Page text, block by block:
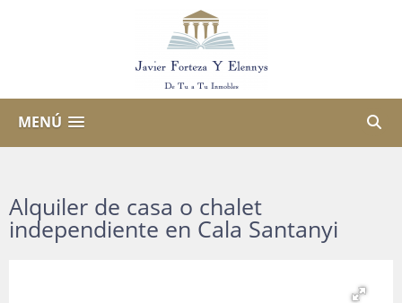
MENÚ
Alquiler de casa o chalet
independiente en Cala Santanyi